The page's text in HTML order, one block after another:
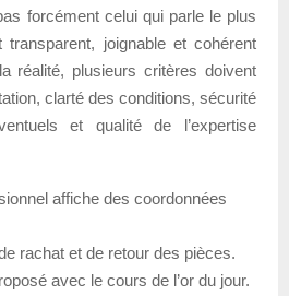
forcément celui qui parle le plus
joignable et cohérent
réalité, plusieurs critères doivent
clarté des conditions, sécurité
et qualité de l’expertise
affiche des coordonnées
rachat et de retour des pièces.
avec le cours de l’or du jour.